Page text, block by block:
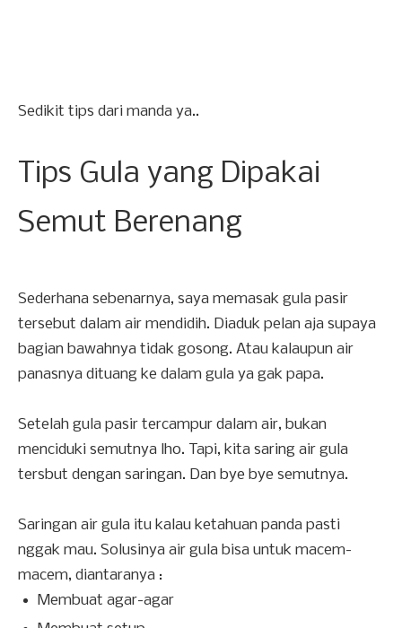
Sedikit tips dari manda ya..
Tips Gula yang Dipakai
Semut Berenang
Sederhana sebenarnya, saya memasak gula pasir
tersebut dalam air mendidih. Diaduk pelan aja supaya
bagian bawahnya tidak gosong. Atau kalaupun air
panasnya dituang ke dalam gula ya gak papa.
Setelah gula pasir tercampur dalam air, bukan
menciduki semutnya lho. Tapi, kita saring air gula
tersbut dengan saringan. Dan bye bye semutnya.
Saringan air gula itu kalau ketahuan panda pasti
nggak mau. Solusinya air gula bisa untuk macem-
macem, diantaranya :
Membuat agar-agar